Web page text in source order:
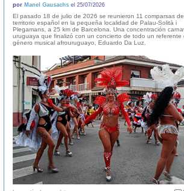
por Manel Gausachsel 25/07/2026
El pasado 18 de julio de 2026 se reunieron 11 comparsas
territorio español en la pequeña localidad de Palau-Solità i
Plegamans, a 25 km de Barcelona. Una concentración
uruguaya que finalizó con un concierto de todo un referente
género musical afrouruguayo, Eduardo Da Luz.